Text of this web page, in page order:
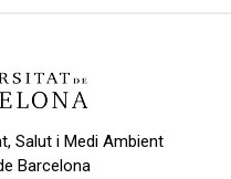
Salut i Medi Ambient
Barcelona